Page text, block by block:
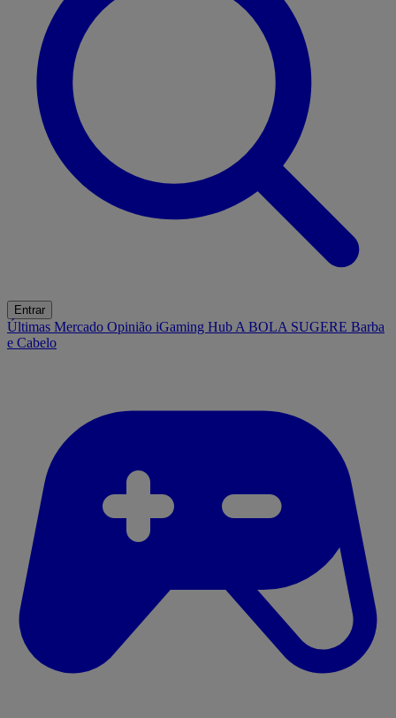
Entrar
Últimas Mercado Opinião iGaming Hub A BOLA SUGERE Barba
e Cabelo